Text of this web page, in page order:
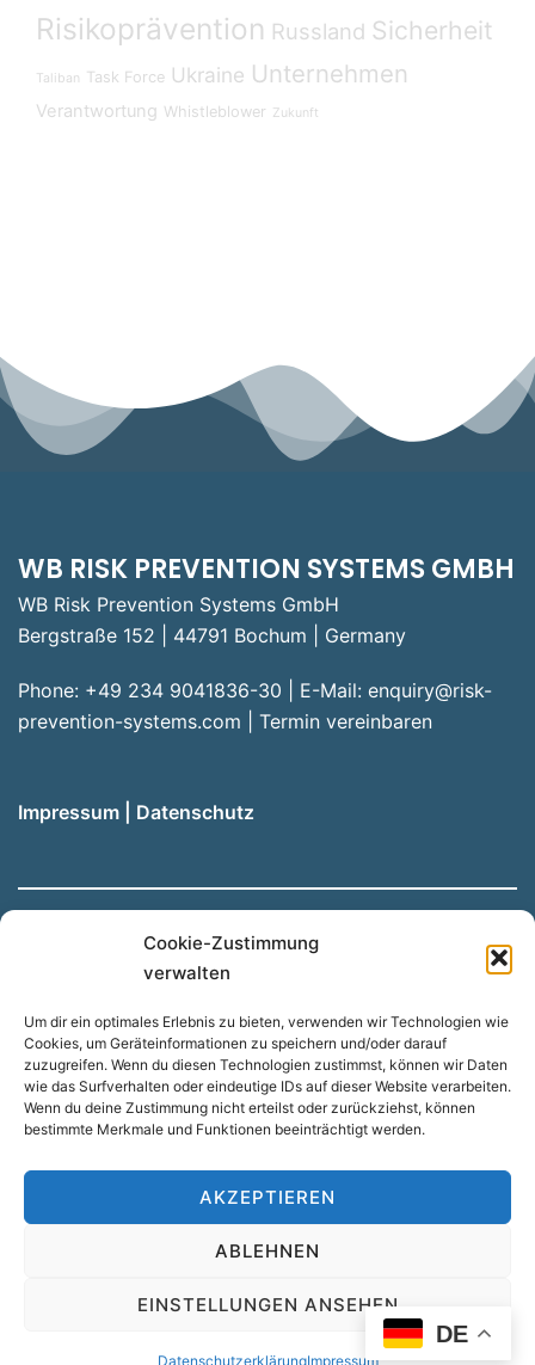
Cookie-Zustimmung
verwalten
Um dir ein optimales Erlebnis zu bieten, verwenden wir Technologien wie
Cookies, um Geräteinformationen zu speichern und/oder darauf
zuzugreifen. Wenn du diesen Technologien zustimmst, können wir Daten
wie das Surfverhalten oder eindeutige IDs auf dieser Website verarbeiten.
Wenn du deine Zustimmung nicht erteilst oder zurückziehst, können
bestimmte Merkmale und Funktionen beeinträchtigt werden.
AKZEPTIEREN
ABLEHNEN
EINSTELLUNGEN ANSEHEN
DatenschutzerklärungImpressum
Risikoprävention Russland Sicherheit
Taliban Task Force Ukraine Unternehmen
Verantwortung Whistleblower Zukunft
WB RISK PREVENTION SYSTEMS GMBH
WB Risk Prevention Systems GmbH
Bergstraße 152 | 44791 Bochum | Germany
Phone: +49 234 9041836-30 | E-Mail: enquiry@risk-
prevention-systems.com
Termin vereinbaren
Impressum Datenschutz
Hinweis: Unsere Website wird automatisch aus dem
nutzen möchten. Dadurch kann es zu Abweichungen
kommen.
© 2023 WB Risk Prevention Systems GmbH
DE